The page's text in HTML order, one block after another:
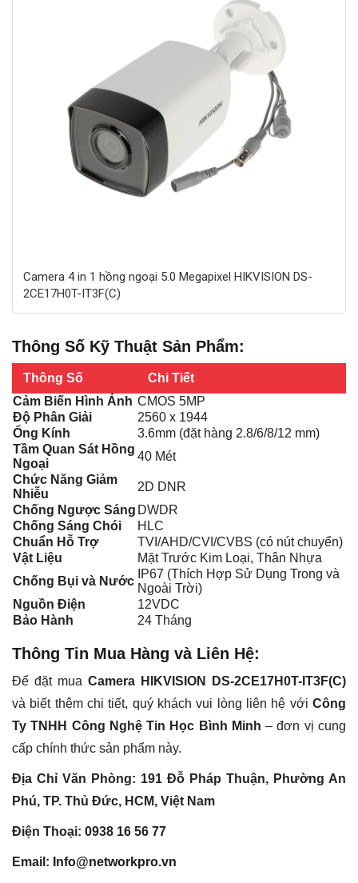
Camera 4 in 1 hồng ngoại 5.0 Megapixel HIKVISION DS-
2CE17H0T-IT3F(C)
Thông Số Kỹ Thuật Sản Phẩm:
Thông Số
Chi Tiết
Cảm Biến Hình Ảnh CMOS 5MP
Độ Phân Giải
2560 x 1944
Ống Kính
3.6mm (đặt hàng 2.8/6/8/12 mm)
Tầm Quan Sát Hồng
Ngoại
40 Mét
Chức Năng Giảm
Nhiễu
2D DNR
Chống Ngược Sáng DWDR
Chống Sáng Chói
HLC
Chuẩn Hỗ Trợ
TVI/AHD/CVI/CVBS (có nút chuyển)
Vật Liệu
Mặt Trước Kim Loại, Thân Nhựa
Chống Bụi và Nước
IP67 (Thích Hợp Sử Dụng Trong và
Ngoài Trời)
Nguồn Điện
12VDC
Bảo Hành
24 Tháng
Thông Tin Mua Hàng và Liên Hệ:
Để đặt mua Camera HIKVISION DS-2CE17H0T-IT3F(C)
và biết thêm chi tiết, quý khách vui lòng liên hệ với Công
Ty TNHH Công Nghệ Tin Học Bình Minh – đơn vị cung
cấp chính thức sản phẩm này.
Địa Chỉ Văn Phòng: 191 Đỗ Pháp Thuận, Phường An
Phú, TP. Thủ Đức, HCM, Việt Nam
Điện Thoại: 0938 16 56 77
Email: Info@networkpro.vn